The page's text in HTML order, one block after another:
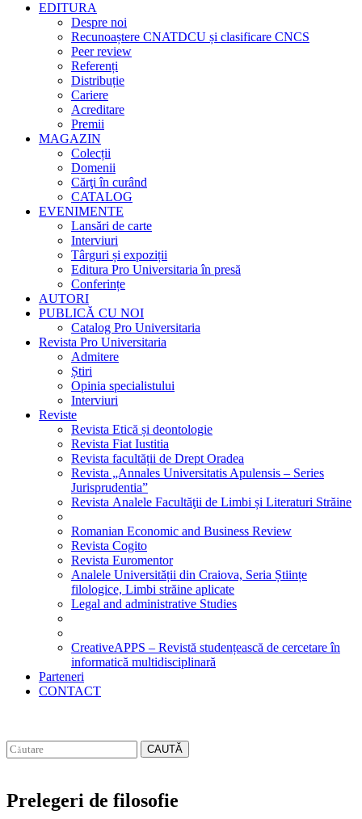
EDITURA
Despre noi
Recunoaștere CNATDCU și clasificare CNCS
Peer review
Referenți
Distribuție
Cariere
Acreditare
Premii
MAGAZIN
Colecții
Domenii
Cărţi în curând
CATALOG
EVENIMENTE
Lansări de carte
Interviuri
Târguri și expoziții
Editura Pro Universitaria în presă
Conferințe
AUTORI
PUBLICĂ CU NOI
Catalog Pro Universitaria
Revista Pro Universitaria
Admitere
Știri
Opinia specialistului
Interviuri
Reviste
Revista Etică și deontologie
Revista Fiat Iustitia
Revista facultății de Drept Oradea
Revista „Annales Universitatis Apulensis – Series
Jurisprudentia”
Revista Analele Facultăţii de Limbi și Literaturi Străine
Romanian Economic and Business Review
Revista Cogito
Revista Euromentor
Analele Universității din Craiova, Seria Științe
filologice, Limbi străine aplicate
Legal and administrative Studies
CreativeAPPS – Revistă studențească de cercetare în
informatică multidisciplinară
Parteneri
CONTACT
CAUTĂ
Prelegeri de filosofie